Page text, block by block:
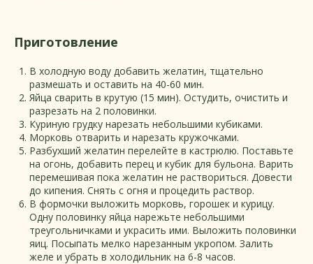
Приготовление
В холодную воду добавить желатин, тщательно
размешать и оставить на 40-60 мин.
Яйца сварить в крутую (15 мин). Остудить, очистить и
разрезать на 2 половинки.
Куриную грудку нарезать небольшими кубиками.
Морковь отварить и нарезать кружочками.
Разбухший желатин перелейте в кастрюлю. Поставьте
на огонь, добавить перец и кубик для бульона. Варить
перемешивая пока желатин не раствориться. Довести
до кипения. Снять с огня и процедить раствор.
В формочки выложить морковь, горошек и курицу.
Одну половинку яйца нарежьте небольшими
треугольничками и украсить ими. Выложить половинки
яиц. Посыпать мелко нарезанным укропом. Залить
желе и убрать в холодильник на 6-8 часов.